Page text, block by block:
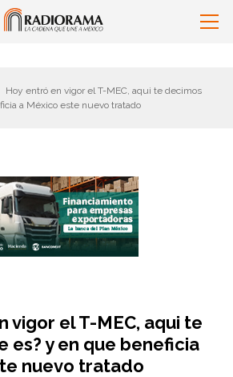
Hoy entró en vigor el T-MEC, aqui te decimos
a México este nuevo tratado
vigor el T-MEC, aqui te
es? y en que beneficia
nuevo tratado